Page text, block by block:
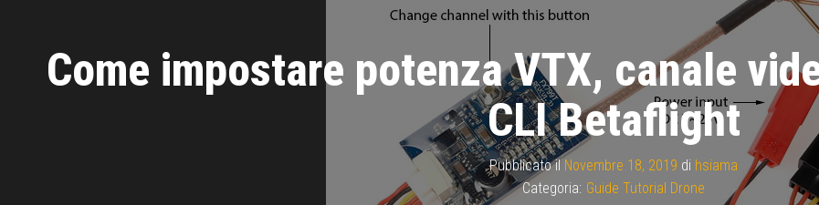
Come impostare potenza VTX, canale
CLI Betaflight
Pubblicato ilNovembre 18, 2019 di hsiama
Categoria: Guide Tutorial Drone